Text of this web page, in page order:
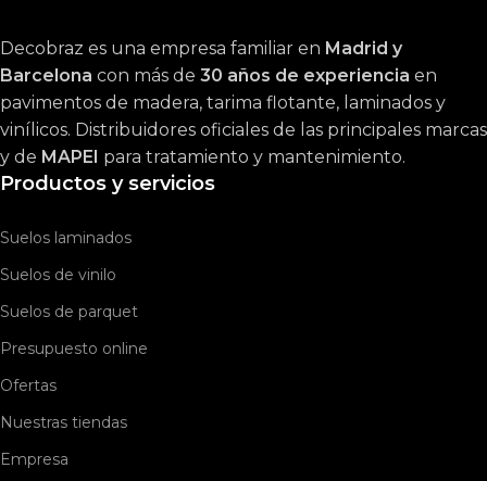
Decobraz es una empresa familiar en Madrid y
Barcelona con más de 30 años de experiencia en
pavimentos de madera, tarima flotante, laminados y
vinílicos. Distribuidores oficiales de las principales marcas
y de MAPEI para tratamiento y mantenimiento.
Productos y servicios
Suelos laminados
Suelos de vinilo
Suelos de parquet
Presupuesto online
Ofertas
Nuestras tiendas
Empresa